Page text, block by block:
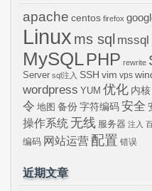
apache centos firefox
Linux ms sql mssql
MySQLPHP rewrite
Server sql注入 SSH vim vps
wordpress YUM 优化 内核
令 地图 备份 字符编码 安全
操作系统 无线 服务器 注入
编码 网站运营 配置 错误
近期文章